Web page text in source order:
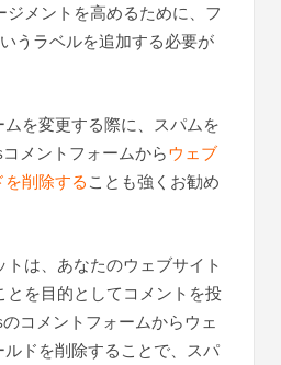
メントを高めるために、フ
うラベルを追加する必要が
を変更する際に、スパムを
メントフォームからウェブ
削除することも強くお勧め
は、あなたのウェブサイト
とを目的としてコメントを投
コメントフォームからウェ
ドを削除することで、スパ